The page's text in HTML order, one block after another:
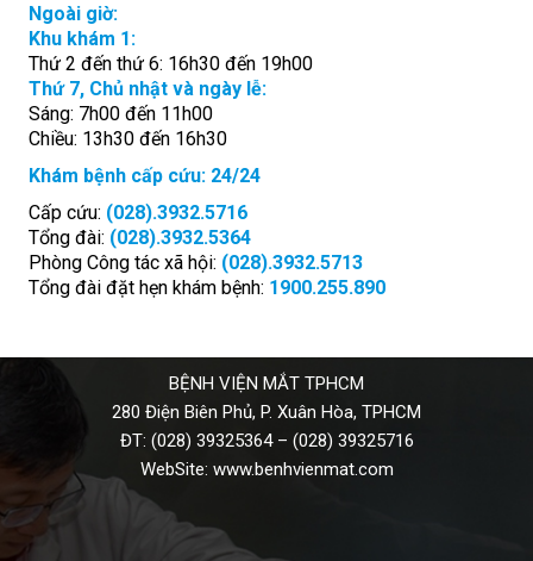
Ngoài giờ:
Khu khám 1:
Thứ 2 đến thứ 6: 16h30 đến 19h00
Thứ 7, Chủ nhật và ngày lễ:
Sáng: 7h00 đến 11h00
Chiều: 13h30 đến 16h30
Khám bệnh cấp cứu: 24/24
Cấp cứu: (028).3932.5716
Tổng đài: (028).3932.5364
Phòng Công tác xã hội: (028).3932.5713
Tổng đài đặt hẹn khám bệnh: 1900.255.890
BỆNH VIỆN MẮT TPHCM
280 Điện Biên Phủ, P. Xuân Hòa, TPHCM
ĐT: (028) 39325364– (028) 39325716
WebSite: www.benhvienmat.com